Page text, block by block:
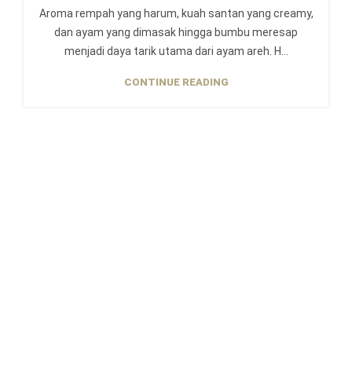
Aroma rempah yang harum, kuah santan yang creamy,
dan ayam yang dimasak hingga bumbu meresap
menjadi daya tarik utama dari ayam areh. H...
CONTINUE READING